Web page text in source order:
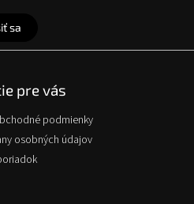
sa
pre vás
podmienky
osobných údajov